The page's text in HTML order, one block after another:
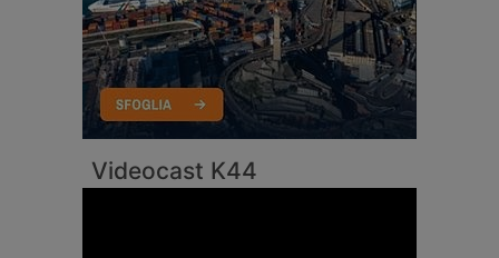
Videocast K44